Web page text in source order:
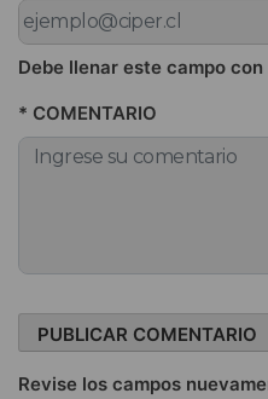
Debe llenar este campo
* COMENTARIO
Revise los campos